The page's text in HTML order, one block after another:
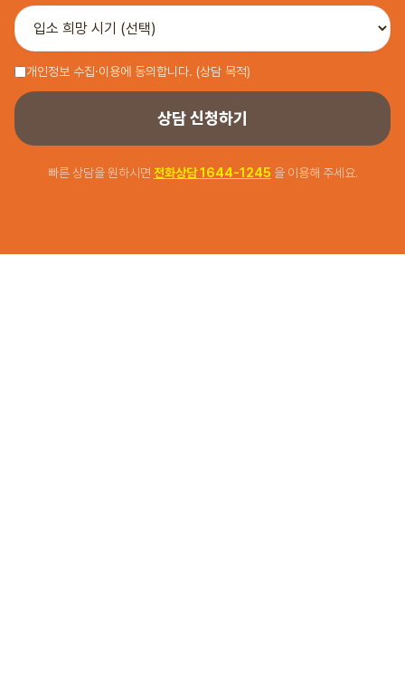
개인정보 수집·이용에 동의합니다. (상담 목적)
상담 신청하기
빠른 상담을 원하시면 전화상담1644-1245 을 이용해 주세요.